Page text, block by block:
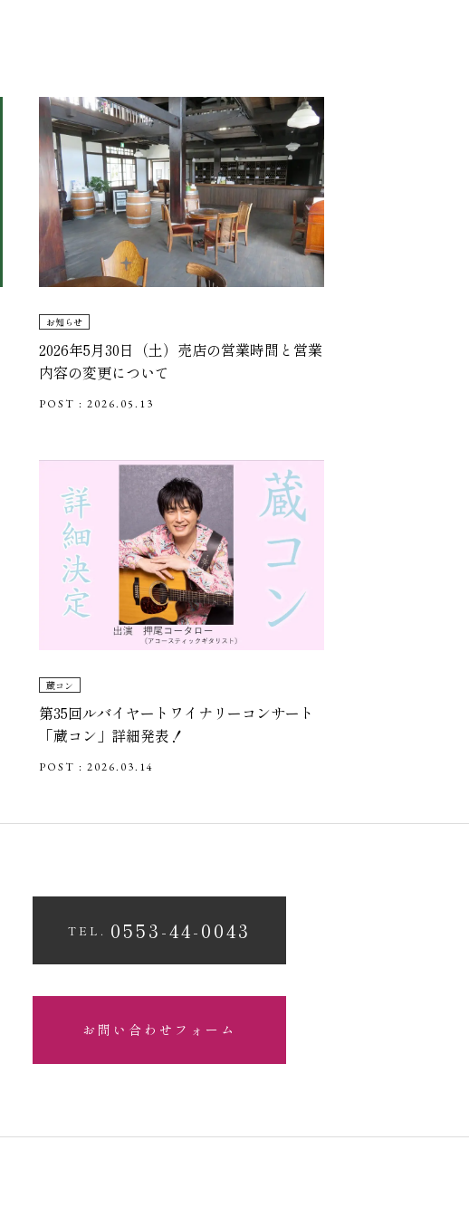
お知らせ
2026年5月30日（土）売店の営業時間と営業
内容の変更について
POST : 2026.05.13
蔵コン
第35回ルバイヤートワイナリーコンサート
「蔵コン」詳細発表！
POST : 2026.03.14
TEL. 0553-44-0043
お問い合わせフォーム